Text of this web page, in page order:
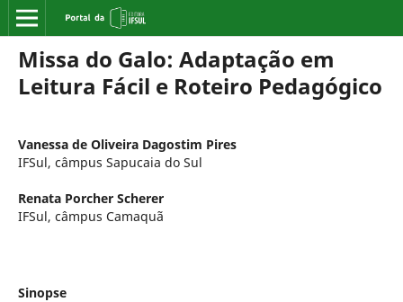
Missa do Galo: Adaptação em
Leitura Fácil e Roteiro Pedagógico
Vanessa de Oliveira Dagostim Pires
IFSul, câmpus Sapucaia do Sul
Renata Porcher Scherer
IFSul, câmpus Camaquã
Sinopse